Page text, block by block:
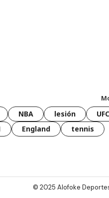
NBA lesión UFC
England tennis
© 2025 Alofoke